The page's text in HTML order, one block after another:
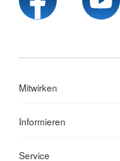
Mitwirken
Informieren
Service